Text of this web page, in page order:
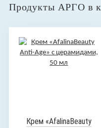
Продукты АРГО в
Крем «AfalinaBeauty